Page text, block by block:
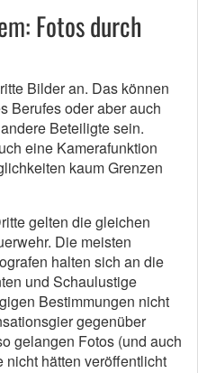
Fotos durch
Bilder an. Das können
Berufes oder aber auch
Beteiligte sein.
eine Kamerafunktion
kaum Grenzen
gelten die gleichen
Die meisten
halten sich an die
und Schaulustige
Bestimmungen nicht
gegenüber
gelangen Fotos (und auch
hätten veröffentlicht